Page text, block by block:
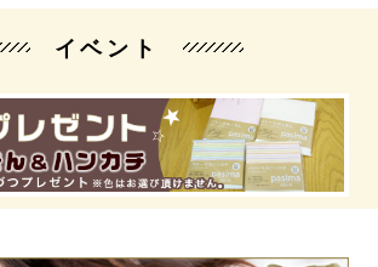
イベント